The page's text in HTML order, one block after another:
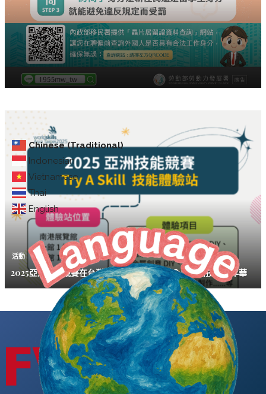
Chinese (Traditional)
Indonesian
Vietnamese
Thai
English
活動
2025亞洲技能競賽在台灣盛大舉行 勞動部邀全民參加技能嘉年華